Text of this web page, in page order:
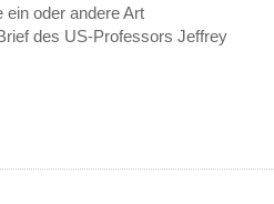
oder andere Art
des US-Professors Jeffrey